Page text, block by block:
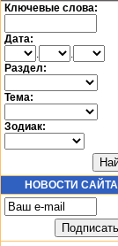
Ключевые слова:
Дата:
.
.
Раздел:
Тема:
Зодиак:
НОВОСТИ САЙТА